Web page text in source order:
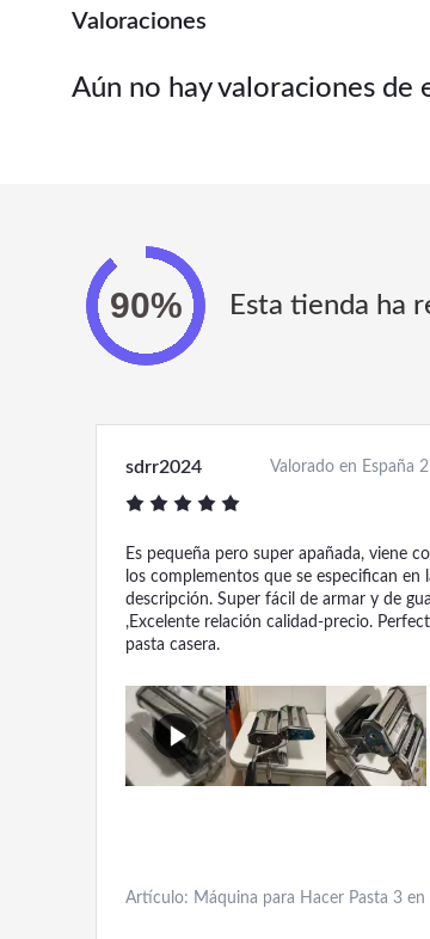
Valoraciones
Aún no hay valoraciones de
Esta tienda ha
sdrr2024 Valorado en España
Es pequeña pero super apañada, viene
los complementos que se especifican en
descripción. Super fácil de armar y de
,Excelente relación calidad-precio.
pasta casera.